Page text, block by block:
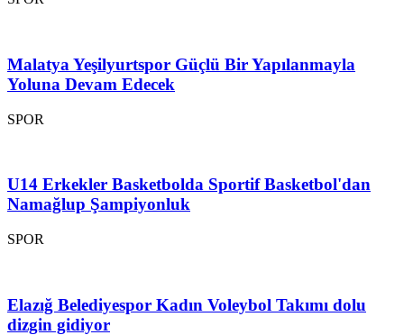
Malatya Yeşilyurtspor Güçlü Bir Yapılanmayla
Yoluna Devam Edecek
SPOR
U14 Erkekler Basketbolda Sportif Basketbol'dan
Namağlup Şampiyonluk
SPOR
Elazığ Belediyespor Kadın Voleybol Takımı dolu
dizgin gidiyor